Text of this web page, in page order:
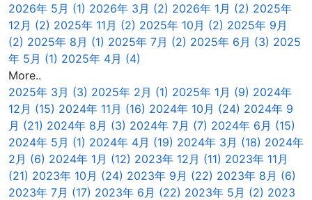
2026年 5月 (1) 2026年 3月 (2) 2026年 1月 (2) 2025年
12月 (2) 2025年 11月 (2) 2025年 10月 (2) 2025年 9月
(2) 2025年 8月 (1) 2025年 7月 (2) 2025年 6月 (3) 2025
年 5月 (1) 2025年 4月 (4)
More..
2025年 3月 (3) 2025年 2月 (1) 2025年 1月 (9) 2024年
12月 (15) 2024年 11月 (16) 2024年 10月 (24) 2024年 9
月 (21) 2024年 8月 (3) 2024年 7月 (7) 2024年 6月 (15)
2024年 5月 (1) 2024年 4月 (19) 2024年 3月 (18) 2024年
2月 (6) 2024年 1月 (12) 2023年 12月 (11) 2023年 11月
(21) 2023年 10月 (24) 2023年 9月 (22) 2023年 8月 (6)
2023年 7月 (17) 2023年 6月 (22) 2023年 5月 (2) 2023